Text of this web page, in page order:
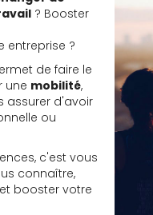
? Booster
entreprise ?
de faire le
une mobilité,
assurer d'avoir
ou
c'est vous
connaître,
booster votre